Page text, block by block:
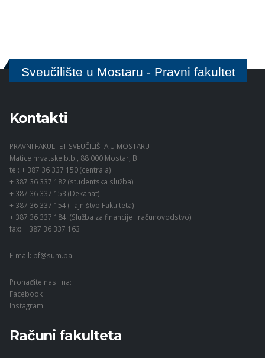
Sveučilište u Mostaru - Pravni fakultet
Kontakti
PRAVNI FAKULTET SVEUČILIŠTA U MOSTARU
Matice hrvatske b.b., 88 000 Mostar, BiH
tel: + 387 36 337 150 (centrala)
+ 387 36 337 182 (studentska služba)
+ 387 36 337 153 (Dekanat)
+ 387 36 337 154 (Tajništvo Fakulteta)
+ 387 36 337 184 (Služba za financije i računovodstvo)
fax: + 387 36 337 163
E-mail: pf@sum.ba
Pronađite nas i na:
Facebook
Instagram
Računi fakulteta